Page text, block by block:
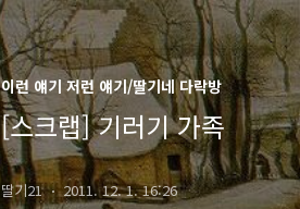
이런 얘기 저런 얘기/딸기네 다락방
[스크랩] 기러기 가족
딸기21 2011. 12. 1. 16:26